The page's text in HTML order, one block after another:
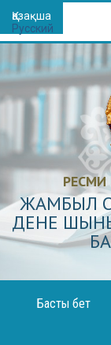
Қазақша
Русский
РЕСМИ
ЖАМБЫЛ
ДЕНЕ
Басты бет